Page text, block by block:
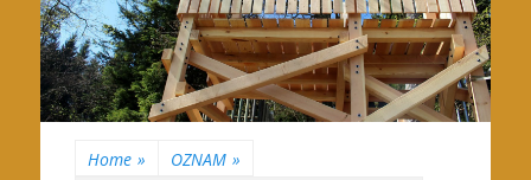
Home » OZNAM »